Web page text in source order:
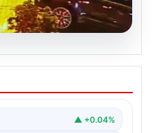
Yönelik Silahlı
Yansıyan
korkutucu olayda,
▲ +0.04%